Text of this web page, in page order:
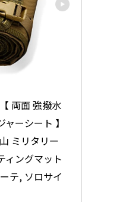
両面 強撥水
ーシート 】
ミリタリー
ィングマット
テ, ソロサイ